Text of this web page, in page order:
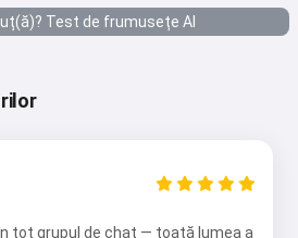
tot grupul de chat — toată lumea a